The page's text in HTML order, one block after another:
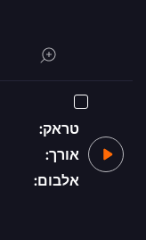
טראק:
אורך:
אלבום: